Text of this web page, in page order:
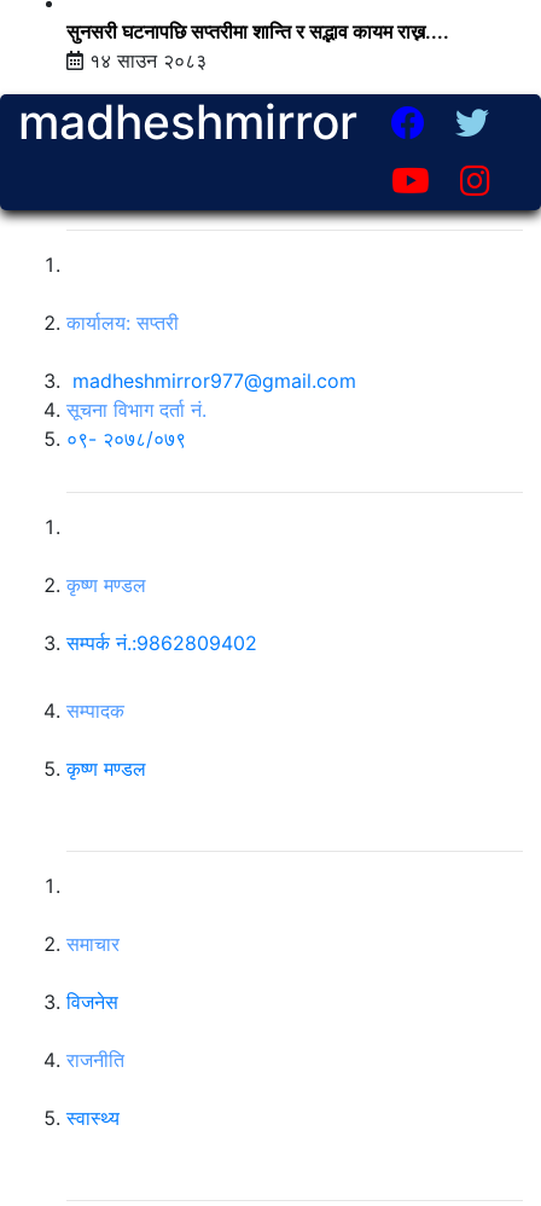
सुनसरी घटनापछि सप्तरीमा शान्ति र सद्भाव कायम राख्न....
१४ साउन २०८३
madheshmirror
कार्यालय: सप्तरी
madheshmirror977@gmail.com
सूचना विभाग दर्ता नं.
०९- २०७८/०७९
कृष्ण मण्डल
सम्पर्क नं.:9862809402
सम्पादक
कृष्ण मण्डल
समाचार
विजनेस
राजनीति
स्वास्थ्य